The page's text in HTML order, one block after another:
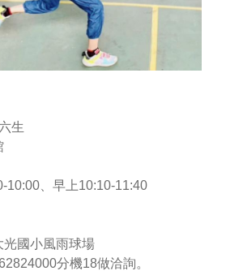
生
10:00、早上10:10-11:40
國小風雨球場
分機18做洽詢。